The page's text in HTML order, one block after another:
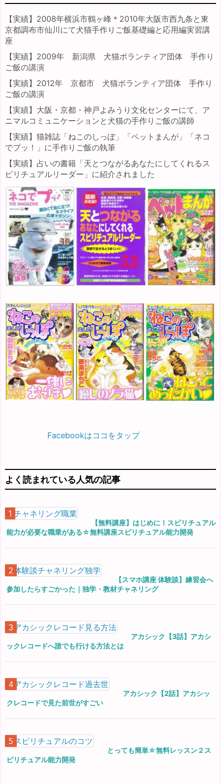
【実績】2008年横浜市鶴ヶ峰＊2010年大阪市西九条と東
京都調布市仙川にて犬猫手作りご飯基礎編と応用編実習講
座
【実績】2009年 新潟県 犬猫ボランティア団体 手作り
ご飯の講演
【実績】2012年 京都市 犬猫ボランティア団体 手作り
ご飯の講演
【実績】大阪・京都・神戸よみうり文化センターにて、ア
ニマルコミュニケーションと犬猫の手作りご飯の講師
【実績】猫雑誌「ねこのしっぽ」「ペットまんが」「ネコ
でプッ！」に手作りご飯の執筆
【実績】占いの書籍「天とつながるあなたにしてくれるス
ピリチュアルリーダー」に紹介されました
Facebookはココをタップ
よく読まれている人気の記事
【無料講座】はじめに！スピリチュアル
能力が必要な職業がある☆無料講座スピリチュアル能力開発
【スマホ講座 体験談】練習会へ
参加したらすごかった｜独学・教材チャネリング
アカシック【3話】アカシ
ックレコードへ誰でも行ける方法とは
アカシック【2話】アカシッ
クレコードで見た前世がすごい
とっても簡単☆無料レッスン２ス
ピリチュアル能力開発